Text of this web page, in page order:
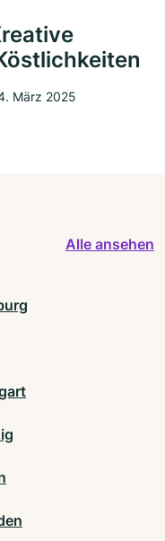
März 2025
Alle ansehen